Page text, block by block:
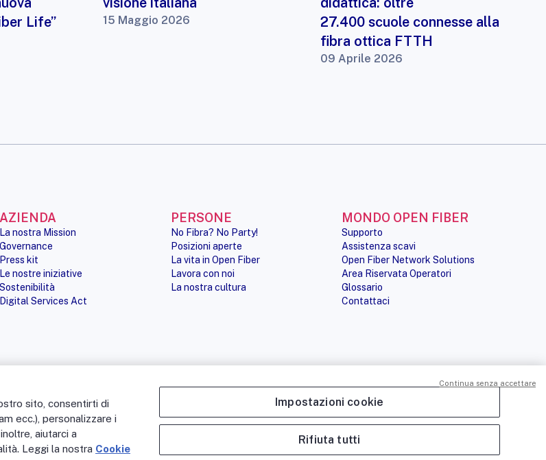
Life”
15 Maggio 2026
27.400 scuole connesse alla
fibra ottica FTTH
09 Aprile 2026
AZIENDA
La nostra Mission
Governance
Press kit
Le nostre iniziative
Sostenibilità
Digital Services Act
PERSONE
No Fibra? No Party!
Posizioni aperte
La vita in Open Fiber
Lavora con noi
La nostra cultura
MONDO OPEN FIBER
Supporto
Assistenza scavi
Open Fiber Network Solutions
Area Riservata Operatori
Glossario
Contattaci
sito, consentirti di
ecc.), personalizzare i
aiutarci a
Leggi la nostra Cookie
Impostazioni cookie
Rifiuta tutti
Continua senza accettare